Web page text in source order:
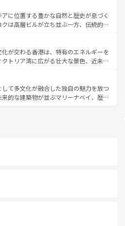
ら、韓国の多彩な魅力を心ゆくまで味
わってみてほしい。 なお、新着の韓国情報はコンテンツ一
い。
統が息づく。ハノイの古い町並みやホ
ス統治時代の建物も、独特の雰囲気を
た、バラエティの豊かさとおいしさで
ンミー、ベトナムコーヒーなどは、ぜ
。どの地域を訪れてもあたたかい人々
れるので、きっと忘れられない旅にな
に位置する豊かな自然と歴史が息づく
は高層ビルが立ち並ぶ一方、伝統的な
る。北部ではチェンマイなどの山岳地
、南部ではプーケットやクラビの美し
気分を楽しむことができる。タイ料理
中温暖で、どの季節にも異なる楽しみ
みやすいタイの人々、仏教を中心とし
な観光資源が、訪れる旅人を魅了し続
が交わる香港は、特有のエネルギーを
トリア湾に広がる壮大な景色、近未来
感動するはず。観光スポットが密集し
どころを回れるのも魅力。息をのむよ
な体験まで、香港を存分に楽しみ尽く
て多文化が融合した独自の魅力を放つ
的な建築物が並ぶマリーナベイ、歴史
元の風情を楽しめる外せないスポット